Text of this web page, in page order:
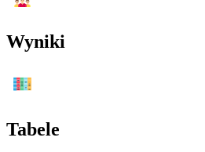
Wyniki
Menu
Tabele